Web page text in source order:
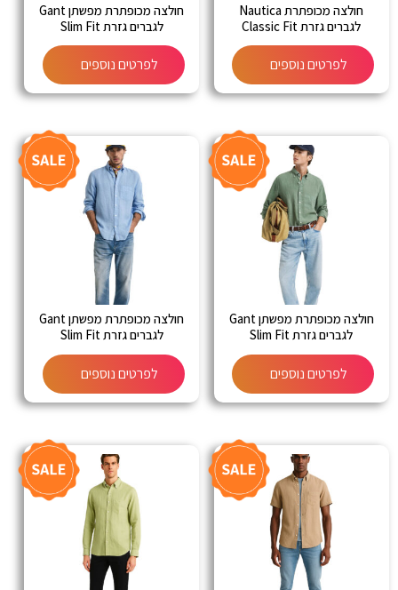
חולצה מכופתרת Nautica
לגברים גזרת Classic Fit
לפרטים נוספים
חולצה מכופתרת מפשתן Gant
לגברים גזרת Slim Fit
לפרטים נוספים
חולצה מכופתרת מפשתן Gant
לגברים גזרת Slim Fit
לפרטים נוספים
חולצה מכופתרת מפשתן Gant
לגברים גזרת Slim Fit
לפרטים נוספים